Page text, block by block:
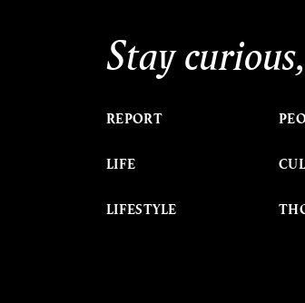
Stay
REPORT
LIFE
LIFESTYLE